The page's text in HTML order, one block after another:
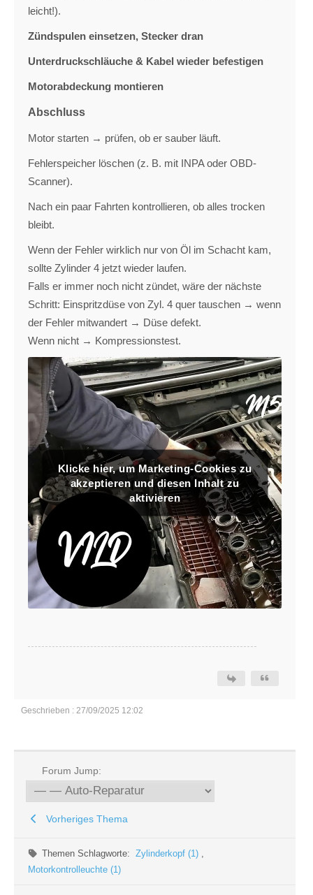
leicht!).
Zündspulen einsetzen, Stecker dran
Unterdruckschläuche & Kabel wieder befestigen
Motorabdeckung montieren
Abschluss
Motor starten → prüfen, ob er sauber läuft.
Fehlerspeicher löschen (z. B. mit INPA oder OBD-
Scanner).
Nach ein paar Fahrten kontrollieren, ob alles trocken
bleibt.
Wenn der Fehler wirklich nur von Öl im Schacht kam,
sollte Zylinder 4 jetzt wieder laufen.
Falls er immer noch nicht zündet, wäre der nächste
Schritt: Einspritzdüse von Zyl. 4 quer tauschen → wenn
der Fehler mitwandert → Düse defekt.
Wenn nicht → Kompressionstest.
Klicke hier, um Marketing-Cookies zu
akzeptieren und diesen Inhalt zu
aktivieren
Geschrieben : 27/09/2025 12:02
Forum Jump:
Vorheriges Thema
Themen Schlagworte:Zylinderkopf (1) ,
Motorkontrolleuchte (1)